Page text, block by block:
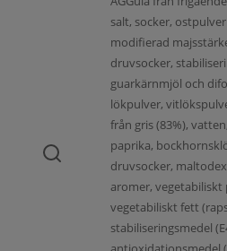
salt, socker, ostpulver
modifierad
druvsocker,
guarkärnmjöl och
lökpulver,
från gris (83%),
paprika,
druvsocker,
aromer, vegetabiliskt
vegetabiliskt fett
stabiliseringsmedel